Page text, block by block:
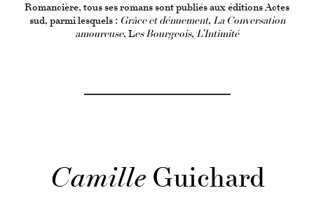
Romancière, tous ses romans sont publiés aux éditions Actes
sud, parmi lesquels : Grâce et dénuement, La Conversation
amoureuse, Les Bourgeois, L’Intimité
Camille Guichard